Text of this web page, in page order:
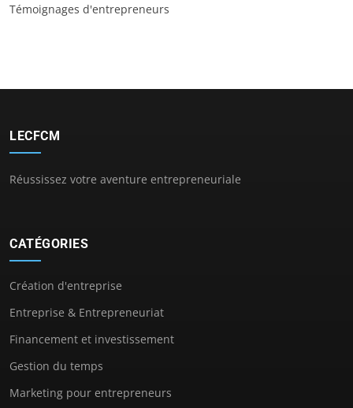
Témoignages d'entrepreneurs
LECFCM
Réussissez votre aventure entrepreneuriale
CATÉGORIES
Création d'entreprise
Entreprise & Entrepreneuriat
Financement et investissement
Gestion du temps
Marketing pour entrepreneurs